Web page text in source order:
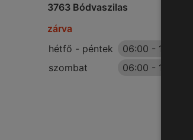
3763 Bódvaszilas
zárva
hétfő - péntek
06:00 - 18:00
szombat
06:00 - 13:00